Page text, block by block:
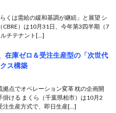
くは需給の緩和基調が継続」と展望 シ
CBRE）は10月31日、今年第3四半期（7
チテナント[…]
在庫ゼロ＆受注生産型の「次世代
ス構築
拠点でオペレーション変革 枕の企画開
掛ける まくら（千葉県柏市）は10月2
注生産方式で、即日生産[…]